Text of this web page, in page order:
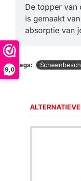
9,0
De topper van
is gemaakt
absorptie van
Tags: